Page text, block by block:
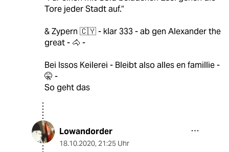
Tore jeder Stadt auf.“
& Zypern 🇨🇾 - klar 333 - ab gen Alexander the
great - 🐴 -
Bei Issos Keilerei - Bleibt also alles en famillie -
🤫 -
So geht das
Lowandorder
18.10.2020, 21:25 Uhr